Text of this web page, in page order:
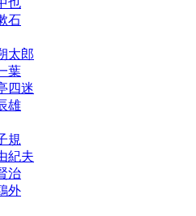
也
石
太郎
葉
四迷
雄
規
紀夫
治
外